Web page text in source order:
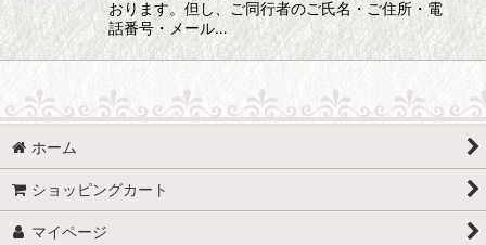
おります。但し、ご同行者のご氏名・ご住所・電
話番号・メール…
ホーム
ショッピングカート
マイページ